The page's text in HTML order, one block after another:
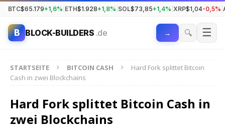
BTC$65.179+1,6% ETH$1.928+1,8% SOL$73,85+1,4% XRP$1,04-0,5%
B BLOCK-BUILDERS .de → 🔍 ☰
STARTSEITE BITCOIN CASH
Hard Fork splittet Bitcoin
Cash in zwei Blockchains
Hard Fork splittet Bitcoin Cash in
zwei Blockchains